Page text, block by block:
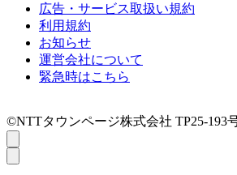
広告・サービス取扱い規約
利用規約
お知らせ
運営会社について
緊急時はこちら
©NTTタウンページ株式会社 TP25-193号